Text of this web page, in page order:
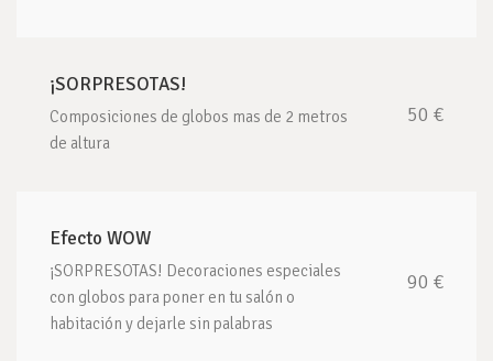
¡SORPRESOTAS!
Composiciones de globos mas de 2 metros
de altura
50 €
Efecto WOW
¡SORPRESOTAS! Decoraciones especiales
con globos para poner en tu salón o
habitación y dejarle sin palabras
90 €